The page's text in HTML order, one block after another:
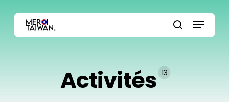
main
search
Menu
Activités 13
Close